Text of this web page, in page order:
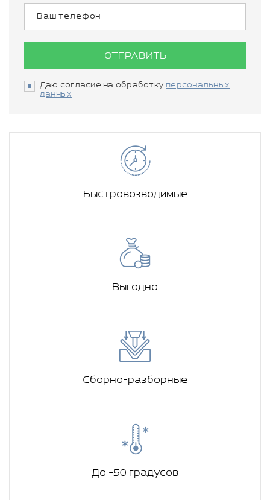
ОТПРАВИТЬ
Даю согласие на обработку персональных
данных
Быстровозводимые
Выгодно
Сборно-разборные
До -50 градусов